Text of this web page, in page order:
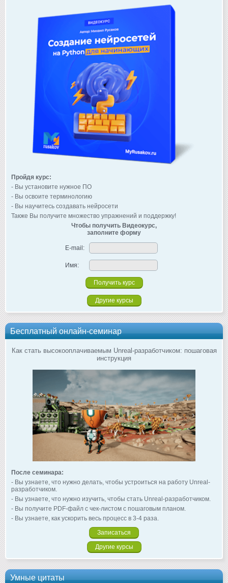
Пройдя курс:
- Вы установите нужное ПО
- Вы освоите терминологию
- Вы научитесь создавать нейросети
Также Вы получите множество упражнений и поддержку!
Чтобы получить Видеокурс,
заполните форму
E-mail:
Имя:
Другие курсы
Бесплатный онлайн-семинар
Как стать высокооплачиваемым Unreal-разработчиком: пошаговая
инструкция
После семинара:
- Вы узнаете, что нужно делать, чтобы устроиться на работу Unreal-
разработчиком.
- Вы узнаете, что нужно изучить, чтобы стать Unreal-разработчиком.
- Вы получите PDF-файл с чек-листом с пошаговым планом.
- Вы узнаете, как ускорить весь процесс в 3-4 раза.
Записаться
Другие курсы
Умные цитаты